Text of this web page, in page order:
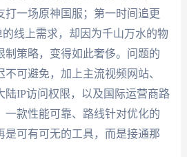
打一场原神国服；第一时间追更
的线上需求，却因为千山万水的物
制策略，变得如此奢侈。问题的
可避免，加上主流视频网站、
陆IP访问权限，以及国际运营商路
一款性能可靠、路线针对优化的
是可有可无的工具，而是接通那